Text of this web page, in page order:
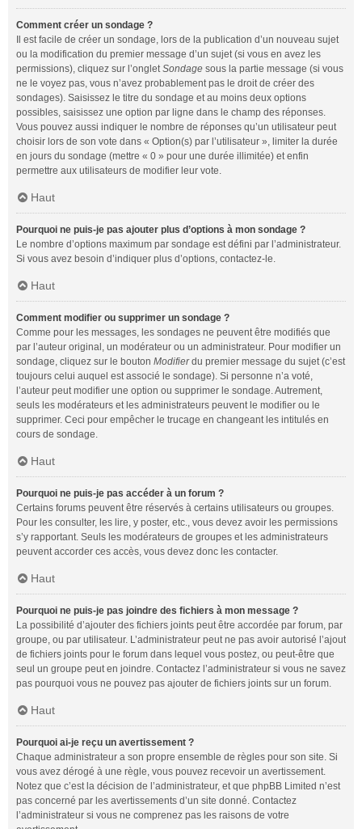
Comment créer un sondage ?
Il est facile de créer un sondage, lors de la publication d’un nouveau sujet
ou la modification du premier message d’un sujet (si vous en avez les
permissions), cliquez sur l’ongletSondage sous la partie message (si vous
ne le voyez pas, vous n’avez probablement pas le droit de créer des
sondages). Saisissez le titre du sondage et au moins deux options
possibles, saisissez une option par ligne dans le champ des réponses.
Vous pouvez aussi indiquer le nombre de réponses qu’un utilisateur peut
choisir lors de son vote dans « Option(s) par l’utilisateur », limiter la durée
en jours du sondage (mettre « 0 » pour une durée illimitée) et enfin
permettre aux utilisateurs de modifier leur vote.
Haut
Pourquoi ne puis-je pas ajouter plus d’options à mon sondage ?
Le nombre d’options maximum par sondage est défini par l’administrateur.
Si vous avez besoin d’indiquer plus d’options, contactez-le.
Haut
Comment modifier ou supprimer un sondage ?
Comme pour les messages, les sondages ne peuvent être modifiés que
par l’auteur original, un modérateur ou un administrateur. Pour modifier un
sondage, cliquez sur le bouton Modifierdu premier message du sujet (c’est
toujours celui auquel est associé le sondage). Si personne n’a voté,
l’auteur peut modifier une option ou supprimer le sondage. Autrement,
seuls les modérateurs et les administrateurs peuvent le modifier ou le
supprimer. Ceci pour empêcher le trucage en changeant les intitulés en
cours de sondage.
Haut
Pourquoi ne puis-je pas accéder à un forum ?
Certains forums peuvent être réservés à certains utilisateurs ou groupes.
Pour les consulter, les lire, y poster, etc., vous devez avoir les permissions
s’y rapportant. Seuls les modérateurs de groupes et les administrateurs
peuvent accorder ces accès, vous devez donc les contacter.
Haut
Pourquoi ne puis-je pas joindre des fichiers à mon message ?
La possibilité d’ajouter des fichiers joints peut être accordée par forum, par
groupe, ou par utilisateur. L’administrateur peut ne pas avoir autorisé l’ajout
de fichiers joints pour le forum dans lequel vous postez, ou peut-être que
seul un groupe peut en joindre. Contactez l’administrateur si vous ne savez
pas pourquoi vous ne pouvez pas ajouter de fichiers joints sur un forum.
Haut
Pourquoi ai-je reçu un avertissement ?
Chaque administrateur a son propre ensemble de règles pour son site. Si
vous avez dérogé à une règle, vous pouvez recevoir un avertissement.
Notez que c’est la décision de l’administrateur, et que phpBB Limited n’est
pas concerné par les avertissements d’un site donné. Contactez
l’administrateur si vous ne comprenez pas les raisons de votre